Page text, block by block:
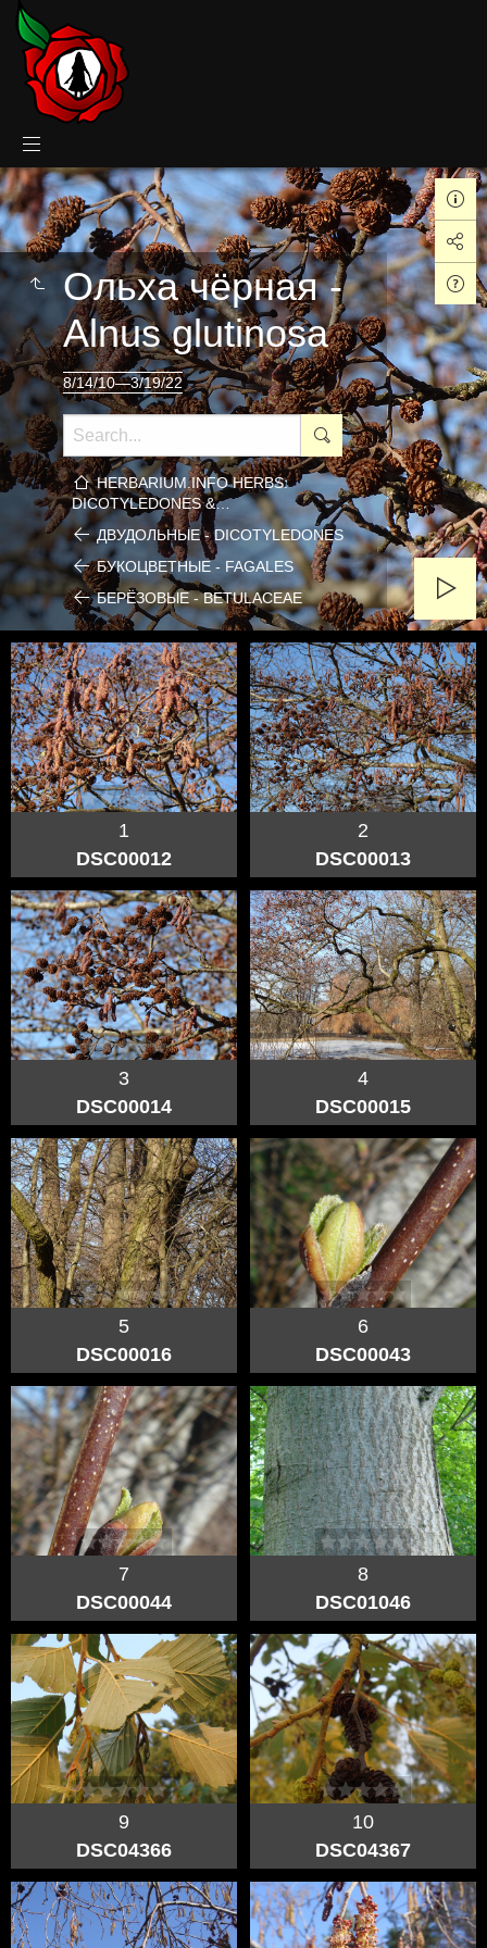
Ольха чёрная -
Alnus glutinosa
8/14/10—3/19/22
HERBARIUM.INFO HERBS:
DICOTYLEDONES &…
ДВУДОЛЬНЫЕ - DICOTYLEDONES
БУКОЦВЕТНЫЕ - FAGALES
БЕРЁЗОВЫЕ - BETULACEAE
1
DSC00012
2
DSC00013
3
DSC00014
4
DSC00015
5
DSC00016
6
DSC00043
7
DSC00044
8
DSC01046
9
DSC04366
10
DSC04367